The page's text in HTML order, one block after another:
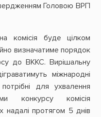
Головою ВРП
комісія буде цілком
визначатиме порядок
до ВККС. Вирішальну
міжнародні
для ухвалення
конкурсу комісія
надалі протягом 5 днів